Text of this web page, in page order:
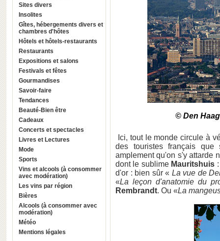
Sites divers
Insolites
Gîtes, hébergements divers et
chambres d'hôtes
Hôtels et hôtels-restaurants
Restaurants
Expositions et salons
Festivals et fêtes
Gourmandises
Savoir-faire
Tendances
Beauté-Bien être
Cadeaux
Concerts et spectacles
Livres et Lectures
Mode
Sports
Vins et alcools (à consommer
avec modération)
Les vins par région
Bières
Alcools (à consommer avec
modération)
Météo
Mentions légales
© Den
Ici, tout le monde circule à
des touristes français
amplement qu'on s'y attarde
dont le sublime Mauritshuis
d'or : bien sûr « La vue de
«La leçon d'anatomie du
Rembrandt. Ou «La